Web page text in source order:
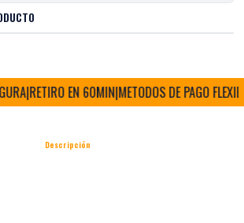
|RETIRO EN 60MIN|METODOS DE PAGO
Descripción